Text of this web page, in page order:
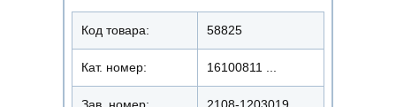
Код товара: 58825
Кат. номер: 16100811 ...